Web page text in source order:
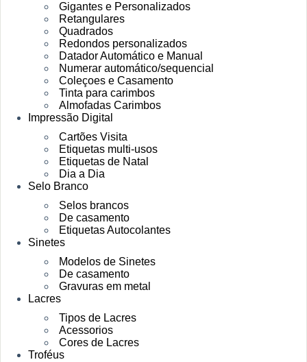
Gigantes e Personalizados
Retangulares
Quadrados
Redondos personalizados
Datador Automático e Manual
Numerar automático/sequencial
Coleçoes e Casamento
Tinta para carimbos
Almofadas Carimbos
Impressão Digital
Cartões Visita
Etiquetas multi-usos
Etiquetas de Natal
Dia a Dia
Selo Branco
Selos brancos
De casamento
Etiquetas Autocolantes
Sinetes
Modelos de Sinetes
De casamento
Gravuras em metal
Lacres
Tipos de Lacres
Acessorios
Cores de Lacres
Troféus